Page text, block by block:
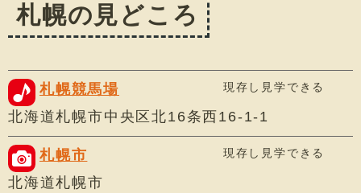
札幌の見どころ
札幌競馬場 現存し見学できる
北海道札幌市中央区北16条西16-1-1
札幌市 現存し見学できる
北海道札幌市